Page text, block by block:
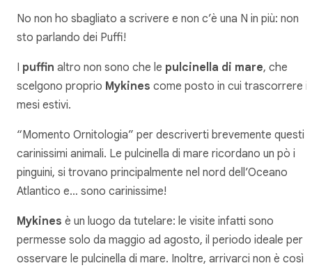
No non ho sbagliato a scrivere e non c’è una N in più: non
sto parlando dei Puffi!
I puffin altro non sono che le pulcinella di mare, che
scelgono proprio Mykines come posto in cui trascorrere i
mesi estivi.
“Momento Ornitologia” per descriverti brevemente questi
carinissimi animali. Le pulcinella di mare ricordano un pò i
pinguini, si trovano principalmente nel nord dell’Oceano
Atlantico e… sono carinissime!
Mykines è un luogo da tutelare: le visite infatti sono
permesse solo da maggio ad agosto, il periodo ideale per
osservare le pulcinella di mare. Inoltre, arrivarci non è così